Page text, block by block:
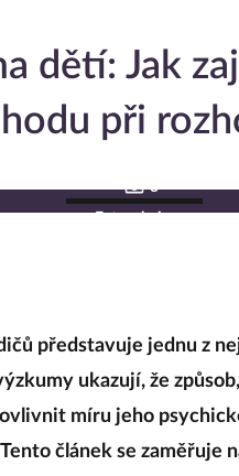
dětí: Jak
při
3
Fotogalerie
představuje jednu z
ukazují, že
míru jeho
článek se zaměřuje